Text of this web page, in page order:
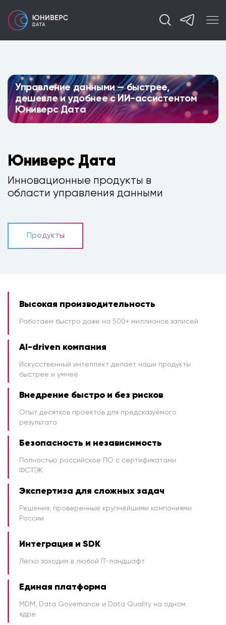
Управление данными — быстрее,
дешевле и удобнее с ИИ-ассистентом
Юниверс Дата
Юниверс Дата
Инновационные продукты в
области управления данными
Продукты
Высокая производительность
Работаем быстро даже на 500+ миллионов записей
AI-driven компания
Искусственный интеллект делает наши продукты
быстрее и умнее
Внедрение быстро и без рисков
Опыт десятков проектов для предсказуемого
результата
Безопасность и независимость
Полностью российское ПО с сертификатами
ФСТЭК
Экспертиза для сложных задач
Решения, проверенные крупнейшими компаниями
России
Интеграция и SDK
Легко заходим в любой IT-ландшафт
Единая платформа
MDM, Data Governance и Data Quality на одном
ядре